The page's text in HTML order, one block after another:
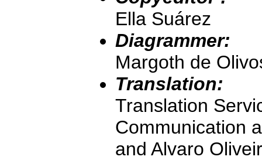
Ella Suárez
Diagrammer:
Margoth de
Translation:
Translation
Communication
and Alvaro